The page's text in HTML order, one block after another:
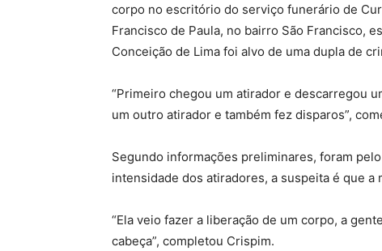
corpo no escritório do serviço funerário de
Francisco de Paula, no bairro São Francisco,
Conceição de Lima foi alvo de uma dupla de
“Primeiro chegou um atirador e descarregou
um outro atirador e também fez disparos”,
Segundo informações preliminares, foram
intensidade dos atiradores, a suspeita é que
“Ela veio fazer a liberação de um corpo, a
cabeça”, completou Crispim.